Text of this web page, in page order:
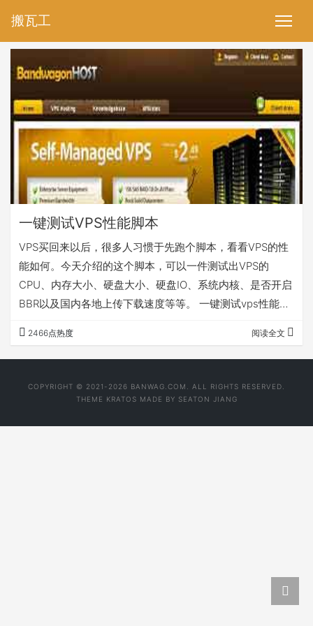
搬瓦工
一键测试VPS性能脚本
VPS买回来以后，很多人习惯于先跑个脚本，看看VPS的性
能如何。今天介绍的这个脚本，可以一件测试出VPS的
CPU、内存大小、硬盘大小、硬盘IO、系统内核、是否开启
BBR以及国内各地上传下载速度等等。 一键测试vps性能脚
2466点热度 阅读全文
COPYRIGHT © 2021-2026 BANWAG.COM. ALL RIGHTS RESERVED.
THEME KRATOS MADE BY SEATON JIANG